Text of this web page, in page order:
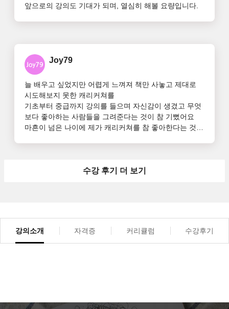
앞으로의 강의도 기대가 되며, 열심히 해볼 요량입니다.
Joy79
늘 배우고 싶었지만 어렵게 느껴져 책만 사놓고 제대로
시도해보지 못한 캐리커쳐를
기초부터 중급까지 강의를 들으며 자신감이 생겼고 무엇
보다 좋아하는 사람들을 그려준다는 것이 참 기뻤어요
마흔이 넘은 나이에 제가 캐리커쳐를 참 좋아한다는 것
자격증도 따고 싶습니다 수강 후기 더 보기
강의소개 자격증 커리큘럼 수강후기